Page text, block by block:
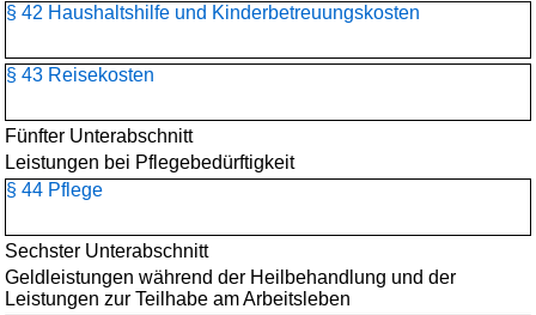
§ 42 Haushaltshilfe und Kinderbetreuungskosten
§ 43 Reisekosten
Fünfter Unterabschnitt
Leistungen bei Pflegebedürftigkeit
§ 44 Pflege
Sechster Unterabschnitt
Geldleistungen während der Heilbehandlung und der
Leistungen zur Teilhabe am Arbeitsleben